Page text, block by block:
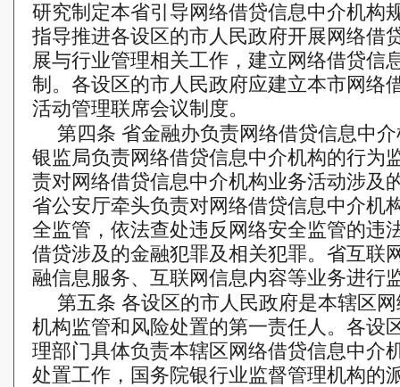
研究制定本省引导网络借贷信息中介机构
指导推进各设区的市人民政府开展网络借
展与行业管理相关工作，建立网络借贷信
制。各设区的市人民政府应建立本市网络
活动管理联席会议制度。
第四条 省金融办负责网络借贷信息中
银监局负责网络借贷信息中介机构的行为
责对网络借贷信息中介机构业务活动涉及
省公安厅牵头负责对网络借贷信息中介机
全监管，依法查处违反网络安全监管的违
借贷涉及的金融犯罪及相关犯罪。省互联
融信息服务、互联网信息内容等业务进行
第五条 各设区的市人民政府是本辖区
机构监管和风险处置的第一责任人。各设
理部门具体负责本辖区网络借贷信息中介
处置工作，国务院银行业监督管理机构的